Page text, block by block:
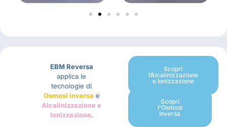
EBM Reversa
applica le
tecnologie di
Osmosi inversa e
Alcalinizzazione e
Ionizzazione.
Scopri
l’Alcalinizzazione
e Ionizzazione
Scopri
l'Osmosi
Inversa